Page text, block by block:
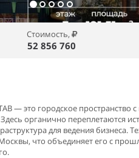
Стоимость,
52 856 760
— это городское пространство
органично переплетаются
для ведения бизнеса.
что объединяет его с